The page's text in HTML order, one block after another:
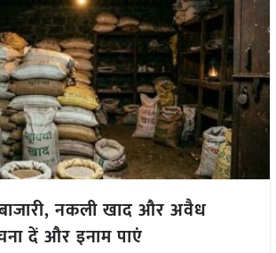
नकली खाद और अवैध
दें और इनाम पाएं